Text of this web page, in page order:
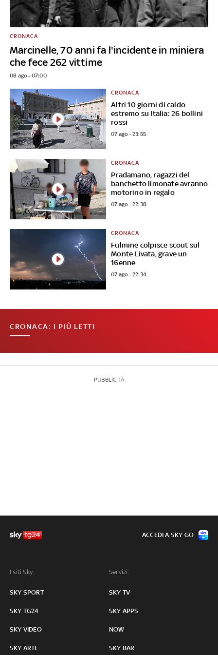
Marcinelle, 70 anni fa l'incidente in miniera
che fece 262 vittime
CRONACA
08 ago - 07:00
Altri 10 giorni di caldo
estremo su Italia: 26 bollini
rossi
CRONACA
07 ago - 23:55
Pradamano, ragazzi del
banchetto limonate avranno
motorino in regalo
CRONACA
07 ago - 22:38
Fulmine colpisce scout sul
Monte Livata, grave un
16enne
CRONACA
07 ago - 22:34
CRONACA: I PIÙ LETTI
PUBBLICITÀ
I siti Sky:
SKY SPORT
SKY TG24
SKY VIDEO
SKY ARTE
Servizi:
SKY TV
SKY APPS
NOW
SKY BAR
ACCEDI A SKY GO